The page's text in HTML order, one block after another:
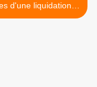
d'une liquidation...
>